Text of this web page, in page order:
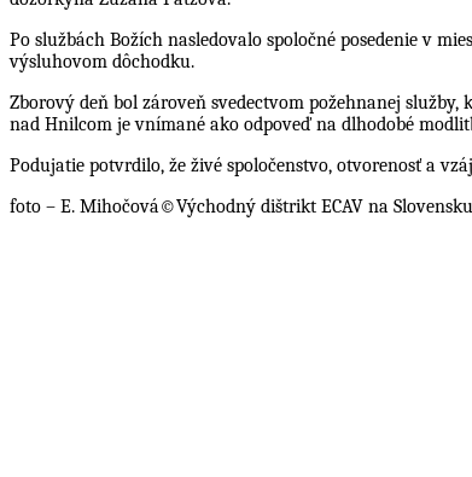
Po službách Božích nasledovalo spoločné posedenie v
výsluhovom dôchodku.
Zborový deň bol zároveň svedectvom požehnanej
nad Hnilcom je vnímané ako odpoveď na dlhodobé
Podujatie potvrdilo, že živé spoločenstvo, otvorenosť a
foto – E. Mihočová©Východný dištrikt ECAV na Slovensku